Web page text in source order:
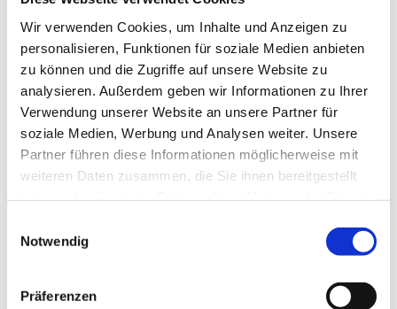
Wir verwenden Cookies, um Inhalte und Anzeigen zu
personalisieren, Funktionen für soziale Medien anbieten
zu können und die Zugriffe auf unsere Website zu
analysieren. Außerdem geben wir Informationen zu Ihrer
Verwendung unserer Website an unsere Partner für
soziale Medien, Werbung und Analysen weiter. Unsere
Partner führen diese Informationen möglicherweise mit
weiteren Daten zusammen, die Sie ihnen bereitgestellt
Notwendig
Präferenzen
Forschung und Lehre
Nachwuchsförderung
MPDV Whitepaper
Publikationen
Smart Factory Glossar
Unternehmen & Referenzen
Partner